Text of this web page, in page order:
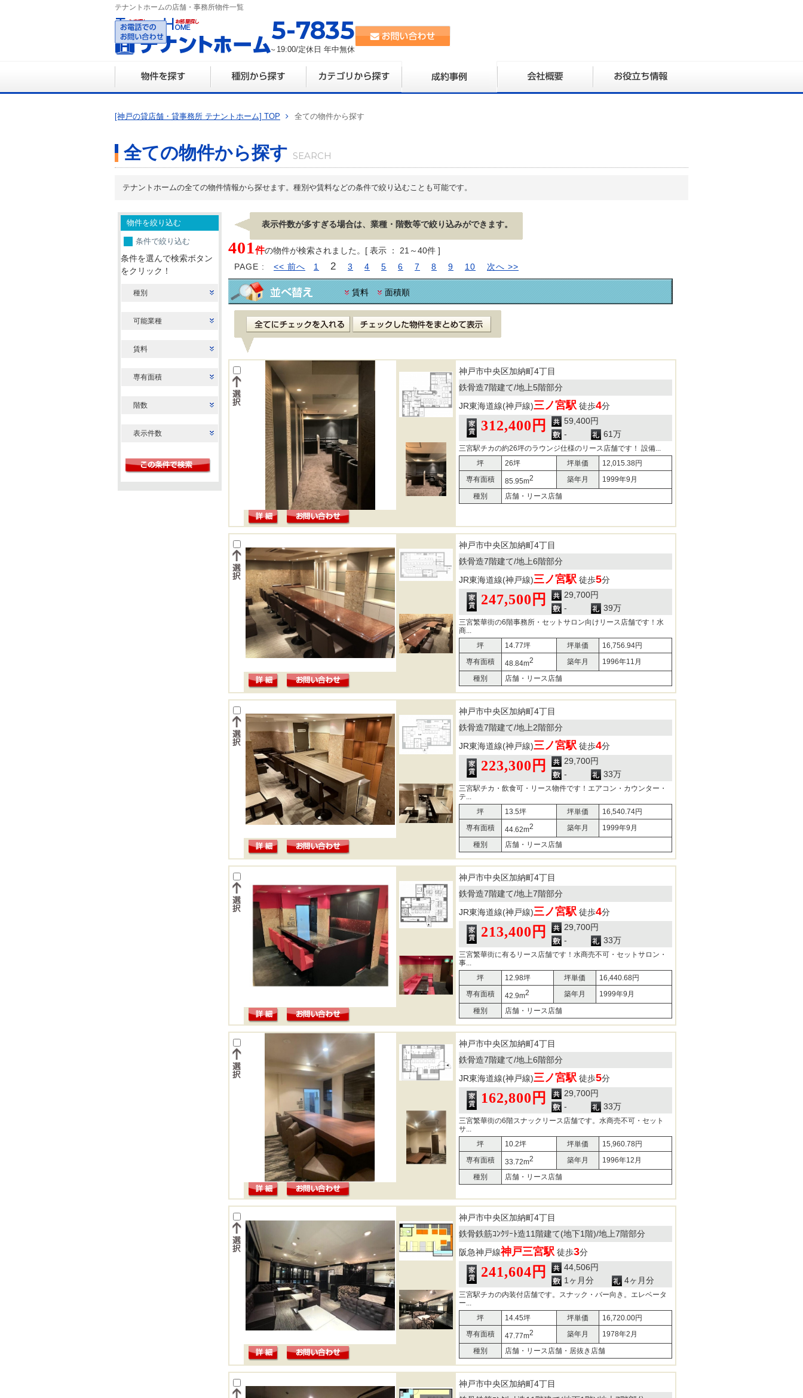
テナントホームの店舗・事務所物件一覧
078-335-7835
営業時間 10:00～19:00/定休日 年中無休
[神戸の貸店舗・貸事務所 テナントホーム] TOP 全ての物件から探す
全ての物件から探す
テナントホームの全ての物件情報から探せます。種別や賃料などの条件で絞り込むことも可能です。
物件を絞り込む
条件で絞り込む
条件を選んで検索ボタン
をクリック！
種別
可能業種
賃料
専有面積
階数
表示件数
表示件数が多すぎる場合は、業種・階数等で絞り込みができます。
401件の物件が検索されました。[ 表示 ： 21～40件 ]
PAGE :
<< 前へ 1 2 3 4 5 6 7 8 9 10 次へ >>
賃料 面積順
神戸市中央区加納町4丁目
鉄骨造7階建て/地上5階部分
JR東海道線(神戸線)三ノ宮駅 徒歩4分
312,400円
59,400円
-
61万
三宮駅チカの約26坪のラウンジ仕様のリース店舗です！ 設備...
坪
26坪 坪単価
12,015.38円
専有面積
85.95m2 築年月
1999年9月
種別
店舗・リース店舗
神戸市中央区加納町4丁目
鉄骨造7階建て/地上6階部分
JR東海道線(神戸線)三ノ宮駅 徒歩5分
247,500円
29,700円
-
39万
三宮繁華街の6階事務所・セットサロン向けリース店舗です！水
商...
坪
14.77坪 坪単価
16,756.94円
専有面積
48.84m2 築年月
1996年11月
種別
店舗・リース店舗
神戸市中央区加納町4丁目
鉄骨造7階建て/地上2階部分
JR東海道線(神戸線)三ノ宮駅 徒歩4分
223,300円
29,700円
-
33万
三宮駅チカ・飲食可・リース物件です！エアコン・カウンター・
テ...
坪
13.5坪 坪単価
16,540.74円
専有面積
44.62m2 築年月
1999年9月
種別
店舗・リース店舗
神戸市中央区加納町4丁目
鉄骨造7階建て/地上7階部分
JR東海道線(神戸線)三ノ宮駅 徒歩4分
213,400円
29,700円
-
33万
三宮繁華街に有るリース店舗です！水商売不可・セットサロン・
事...
坪
12.98坪 坪単価
16,440.68円
専有面積
42.9m2 築年月
1999年9月
種別
店舗・リース店舗
神戸市中央区加納町4丁目
鉄骨造7階建て/地上6階部分
JR東海道線(神戸線)三ノ宮駅 徒歩5分
162,800円
29,700円
-
33万
三宮繁華街の6階スナックリース店舗です。水商売不可・セット
サ...
坪
10.2坪 坪単価
15,960.78円
専有面積
33.72m2 築年月
1996年12月
種別
店舗・リース店舗
神戸市中央区加納町4丁目
鉄骨鉄筋ｺﾝｸﾘｰﾄ造11階建て(地下1階)/地上7階部分
阪急神戸線神戸三宮駅 徒歩3分
241,604円
44,506円
1ヶ月分
4ヶ月分
三宮駅チカの内装付店舗です。スナック・バー向き。エレベータ
ー...
坪
14.45坪 坪単価
16,720.00円
専有面積
47.77m2 築年月
1978年2月
種別
店舗・リース店舗・居抜き店舗
神戸市中央区加納町4丁目